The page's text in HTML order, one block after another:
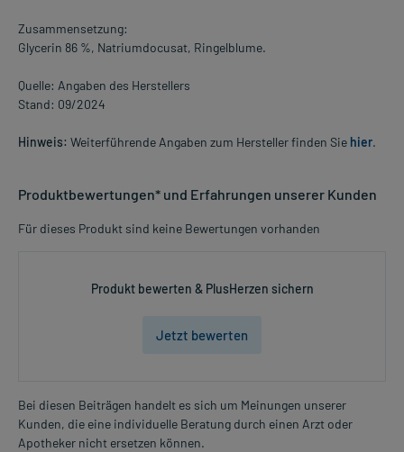
Zusammensetzung:
Glycerin 86 %, Natriumdocusat, Ringelblume.
Quelle: Angaben des Herstellers
Stand: 09/2024
Hinweis: Weiterführende Angaben zum Hersteller finden Sie hier.
Produktbewertungen* und Erfahrungen unserer Kunden
Für dieses Produkt sind keine Bewertungen vorhanden
Produkt bewerten & PlusHerzen sichern
Jetzt bewerten
Bei diesen Beiträgen handelt es sich um Meinungen unserer
Kunden, die eine individuelle Beratung durch einen Arzt oder
Apotheker nicht ersetzen können.